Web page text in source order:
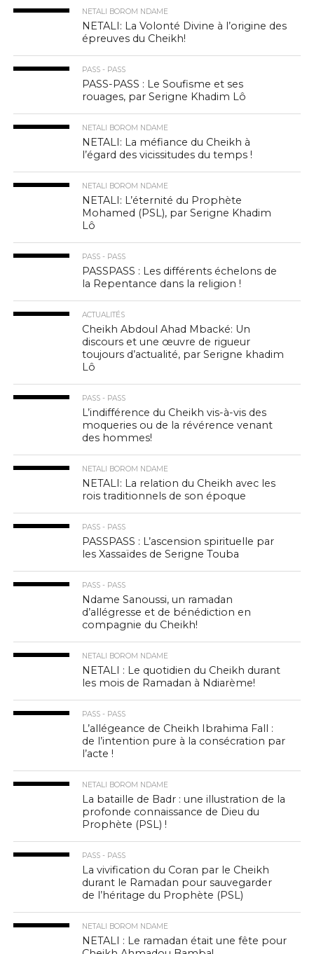
NETALI BOROM NDAME
NETALI: La Volonté Divine à l’origine des
épreuves du Cheikh!
PASS - PASS
PASS-PASS : Le Soufisme et ses
rouages, par Serigne Khadim Lô
NETALI BOROM NDAME
NETALI: La méfiance du Cheikh à
l’égard des vicissitudes du temps !
NETALI BOROM NDAME
NETALI: L’éternité du Prophète
Mohamed (PSL), par Serigne Khadim
Lô
PASS - PASS
PASSPASS : Les différents échelons de
la Repentance dans la religion !
ACTUALITÉS
Cheikh Abdoul Ahad Mbacké: Un
discours et une œuvre de rigueur
toujours d’actualité, par Serigne khadim
Lô
PASS - PASS
L’indifférence du Cheikh vis-à-vis des
moqueries ou de la révérence venant
des hommes!
NETALI BOROM NDAME
NETALI: La relation du Cheikh avec les
rois traditionnels de son époque
PASS - PASS
PASSPASS : L’ascension spirituelle par
les Xassaïdes de Serigne Touba
PASS - PASS
Ndame Sanoussi, un ramadan
d’allégresse et de bénédiction en
compagnie du Cheikh!
NETALI BOROM NDAME
NETALI : Le quotidien du Cheikh durant
les mois de Ramadan à Ndiarème!
PASS - PASS
L’allégeance de Cheikh Ibrahima Fall :
de l’intention pure à la consécration par
l’acte !
NETALI BOROM NDAME
La bataille de Badr : une illustration de la
profonde connaissance de Dieu du
Prophète (PSL) !
PASS - PASS
La vivification du Coran par le Cheikh
durant le Ramadan pour sauvegarder
de l’héritage du Prophète (PSL)
NETALI BOROM NDAME
NETALI : Le ramadan était une fête pour